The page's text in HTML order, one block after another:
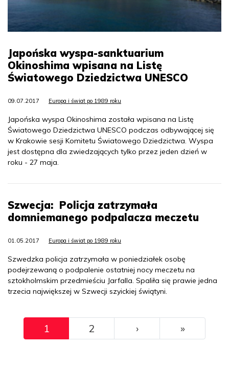
Japońska wyspa-sanktuarium
Okinoshima wpisana na Listę
Światowego Dziedzictwa UNESCO
09.07.2017 Europa i świat po 1989 roku
Japońska wyspa Okinoshima została wpisana na Listę
Światowego Dziedzictwa UNESCO podczas odbywającej się
w Krakowie sesji Komitetu Światowego Dziedzictwa. Wyspa
jest dostępna dla zwiedzających tylko przez jeden dzień w
roku - 27 maja.
Szwecja: Policja zatrzymała
domniemanego podpalacza meczetu
01.05.2017 Europa i świat po 1989 roku
Szwedzka policja zatrzymała w poniedziałek osobę
podejrzewaną o podpalenie ostatniej nocy meczetu na
sztokholmskim przedmieściu Jarfalla. Spaliła się prawie jedna
trzecia największej w Szwecji szyickiej świątyni.
Pagination
1 2 ››› »Ostatni